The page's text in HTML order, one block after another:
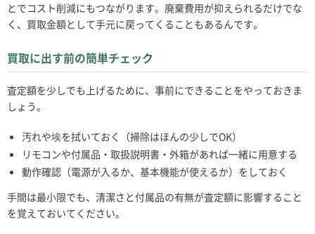
とでコスト削減にもつながります。廃棄費用が抑えられるだけでな
く、買取金額として手元に戻ってくることもあるんです。
買取に出す前の簡単チェック
査定額を少しでも上げるために、事前にできることをやっておきま
しょう。
汚れや埃を拭いておく（掃除はほんの少しでOK）
リモコンや付属品・取扱説明書・外箱があれば一緒に用意する
動作確認（電源が入るか、基本機能が使えるか）をしておく
手間は最小限でも、清潔さと付属品の有無が査定額に影響すること
を覚えておいてください。